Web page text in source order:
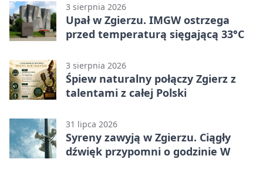
3 sierpnia 2026
Upał w Zgierzu. IMGW ostrzega
przed temperaturą sięgającą 33°C
3 sierpnia 2026
Śpiew naturalny połączy Zgierz z
talentami z całej Polski
31 lipca 2026
Syreny zawyją w Zgierzu. Ciągły
dźwięk przypomni o godzinie W